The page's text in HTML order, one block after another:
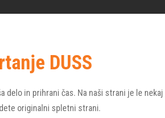
DUSS
delo in prihrani čas. Na naši strani je le
originalni spletni strani.